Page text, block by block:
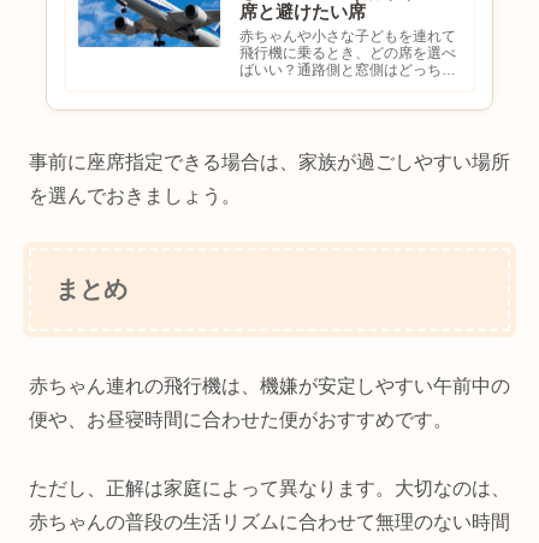
席と避けたい席
赤ちゃんや小さな子どもを連れて
飛行機に乗るとき、どの席を選べ
ばいい？通路側と窓側はどっちが
よって移動の快適さは大きく変
わ...
事前に座席指定できる場合は、家族が過ごしやすい場所
を選んでおきましょう。
まとめ
赤ちゃん連れの飛行機は、機嫌が安定しやすい午前中の
便や、お昼寝時間に合わせた便がおすすめです。
ただし、正解は家庭によって異なります。大切なのは、
赤ちゃんの普段の生活リズムに合わせて無理のない時間